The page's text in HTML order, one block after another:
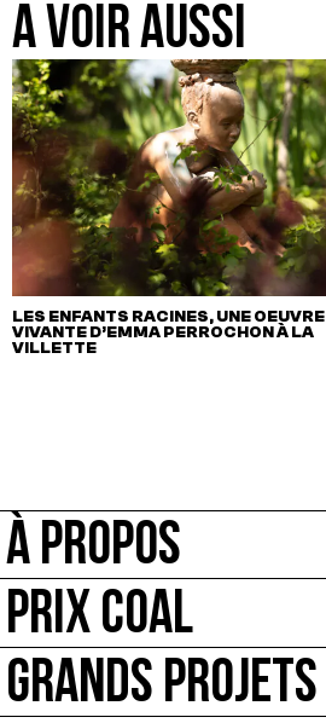
A VOIR AUSSI
LES ENFANTS RACINES, UNE OEUVRE
VIVANTE D’EMMA PERROCHON À LA
VILLETTE
À PROPOS
PRIX COAL
GRANDS PROJETS